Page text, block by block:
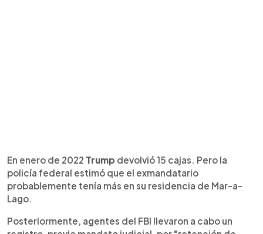
En enero de 2022 Trump devolvió 15 cajas. Pero la
policía federal estimó que el exmandatario
probablemente tenía más en su residencia de Mar-a-
Lago.
Posteriormente, agentes del FBI llevaron a cabo un